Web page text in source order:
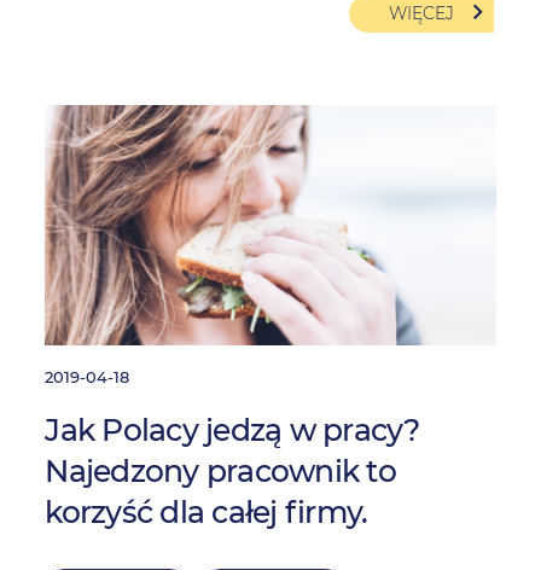
WIĘCEJ
2019-04-18
Jak Polacy jedzą w pracy?
Najedzony pracownik to
korzyść dla całej firmy.